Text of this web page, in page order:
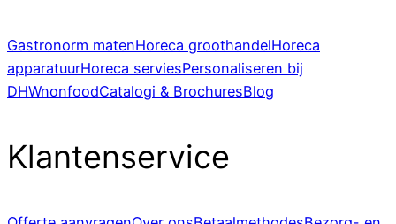
Gastronorm matenHoreca groothandelHoreca
apparatuurHoreca serviesPersonaliseren bij
DHWnonfoodCatalogi & BrochuresBlog
Klantenservice